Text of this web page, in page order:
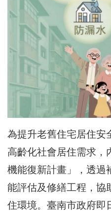
為提升老舊住宅居住安
高齡化社會居住需求，
機能復新計畫」，透過
能評估及修繕工程，協
住環境。臺南市政府即